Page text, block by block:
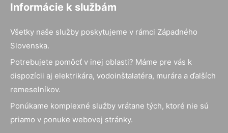
Informácie k službám
Všetky naše služby poskytujeme v rámci Západného
Slovenska.
Potrebujete pomôcť v inej oblasti? Máme pre vás k
dispozícii aj elektrikára, vodoinštalatéra, murára a ďalších
remeselníkov.
Ponúkame komplexné služby vrátane tých, ktoré nie sú
priamo v ponuke webovej stránky.